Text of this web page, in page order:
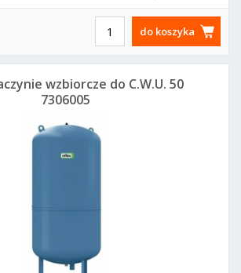
do koszyka
wzbiorcze do C.W.U. 50
7306005